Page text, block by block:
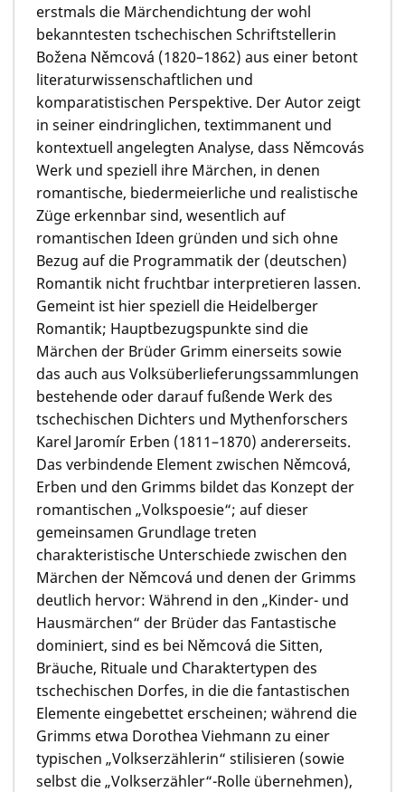
erstmals die Märchendichtung der wohl
bekanntesten tschechischen Schriftstellerin
Božena Němcová (1820–1862) aus einer betont
literaturwissenschaftlichen und
komparatistischen Perspektive. Der Autor zeigt
in seiner eindringlichen, textimmanent und
kontextuell angelegten Analyse, dass Němcovás
Werk und speziell ihre Märchen, in denen
romantische, biedermeierliche und realistische
Züge erkennbar sind, wesentlich auf
romantischen Ideen gründen und sich ohne
Bezug auf die Programmatik der (deutschen)
Romantik nicht fruchtbar interpretieren lassen.
Gemeint ist hier speziell die Heidelberger
Romantik; Hauptbezugspunkte sind die
Märchen der Brüder Grimm einerseits sowie
das auch aus Volksüberlieferungssammlungen
bestehende oder darauf fußende Werk des
tschechischen Dichters und Mythenforschers
Karel Jaromír Erben (1811–1870) andererseits.
Das verbindende Element zwischen Němcová,
Erben und den Grimms bildet das Konzept der
romantischen „Volkspoesie“; auf dieser
gemeinsamen Grundlage treten
charakteristische Unterschiede zwischen den
Märchen der Němcová und denen der Grimms
deutlich hervor: Während in den „Kinder- und
Hausmärchen“ der Brüder das Fantastische
dominiert, sind es bei Němcová die Sitten,
Bräuche, Rituale und Charaktertypen des
tschechischen Dorfes, in die die fantastischen
Elemente eingebettet erscheinen; während die
Grimms etwa Dorothea Viehmann zu einer
typischen „Volkserzählerin“ stilisieren (sowie
selbst die „Volkserzähler“-Rolle übernehmen),